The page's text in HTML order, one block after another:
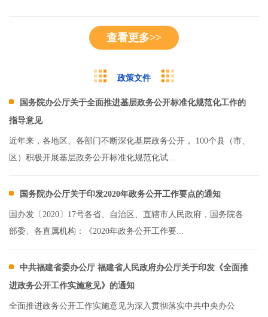
查看更多>>
政策文件
国务院办公厅关于全面推进基层政务公开标准化规范化工作的
指导意见
近年来，各地区、各部门不断深化基层政务公开， 100个县（市、
区）积极开展基层政务公开标准化规范化试...
国务院办公厅关于印发2020年政务公开工作要点的通知
国办发〔2020〕17号各省、自治区、直辖市人民政府，国务院各
部委、各直属机构：《2020年政务公开工作要...
中共福建省委办公厅 福建省人民政府办公厅关于印发《全面推
进政务公开工作实施意见》的通知
全面推进政务公开工作实施意见为深入贯彻落实中共中央办公